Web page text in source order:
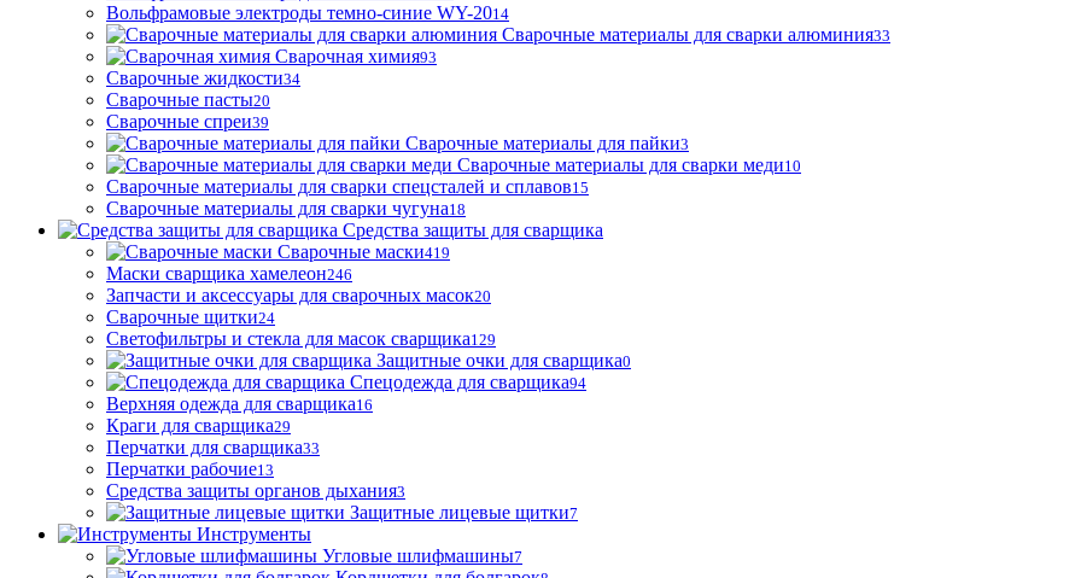
Вольфрамовые электроды темно-синие WY-2014
Сварочные материалы для сварки алюминия33
Сварочная химия93
Сварочные жидкости34
Сварочные пасты20
Сварочные спреи39
Сварочные материалы для пайки3
Сварочные материалы для сварки меди10
Сварочные материалы для сварки спецсталей и сплавов15
Сварочные материалы для сварки чугуна18
Средства защиты для сварщика
Сварочные маски419
Маски сварщика хамелеон246
Запчасти и аксессуары для сварочных масок20
Сварочные щитки24
Светофильтры и стекла для масок сварщика129
Защитные очки для сварщика0
Спецодежда для сварщика94
Верхняя одежда для сварщика16
Краги для сварщика29
Перчатки для сварщика33
Перчатки рабочие13
Средства защиты органов дыхания3
Защитные лицевые щитки7
Инструменты
Угловые шлифмашины7